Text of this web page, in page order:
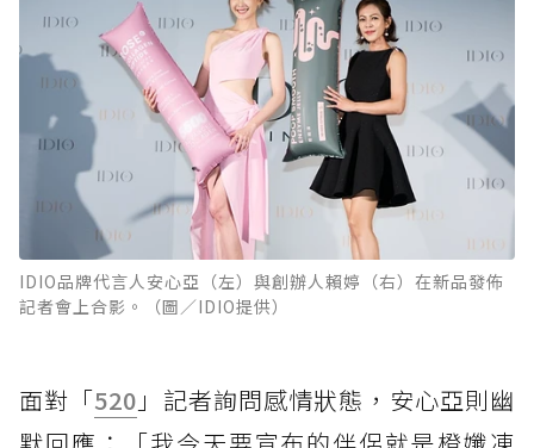
IDIO品牌代言人安心亞（左）與創辦人賴婷（右）在新品發佈
記者會上合影。（圖／IDIO提供）
面對「520 」記者詢問感情狀態，安心亞則幽